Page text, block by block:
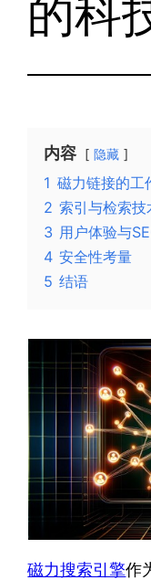
的科
内容 隐藏
1 磁力链接的工
2 索引与检索技
3 用户体验与
4 安全性考量
5 结语
磁力搜索引擎作